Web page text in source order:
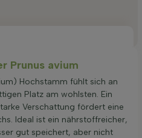
Prunus avium
Hochstamm fühlt sich an
Platz am wohlsten. Ein
Verschattung fördert eine
Ideal ist ein nährstoffreicher,
gut speichert, aber nicht